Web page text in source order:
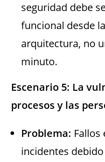
seguridad debe
funcional desde
arquitectura, no
minuto.
Escenario 5: La
procesos y las
Problema: Fallos
incidentes